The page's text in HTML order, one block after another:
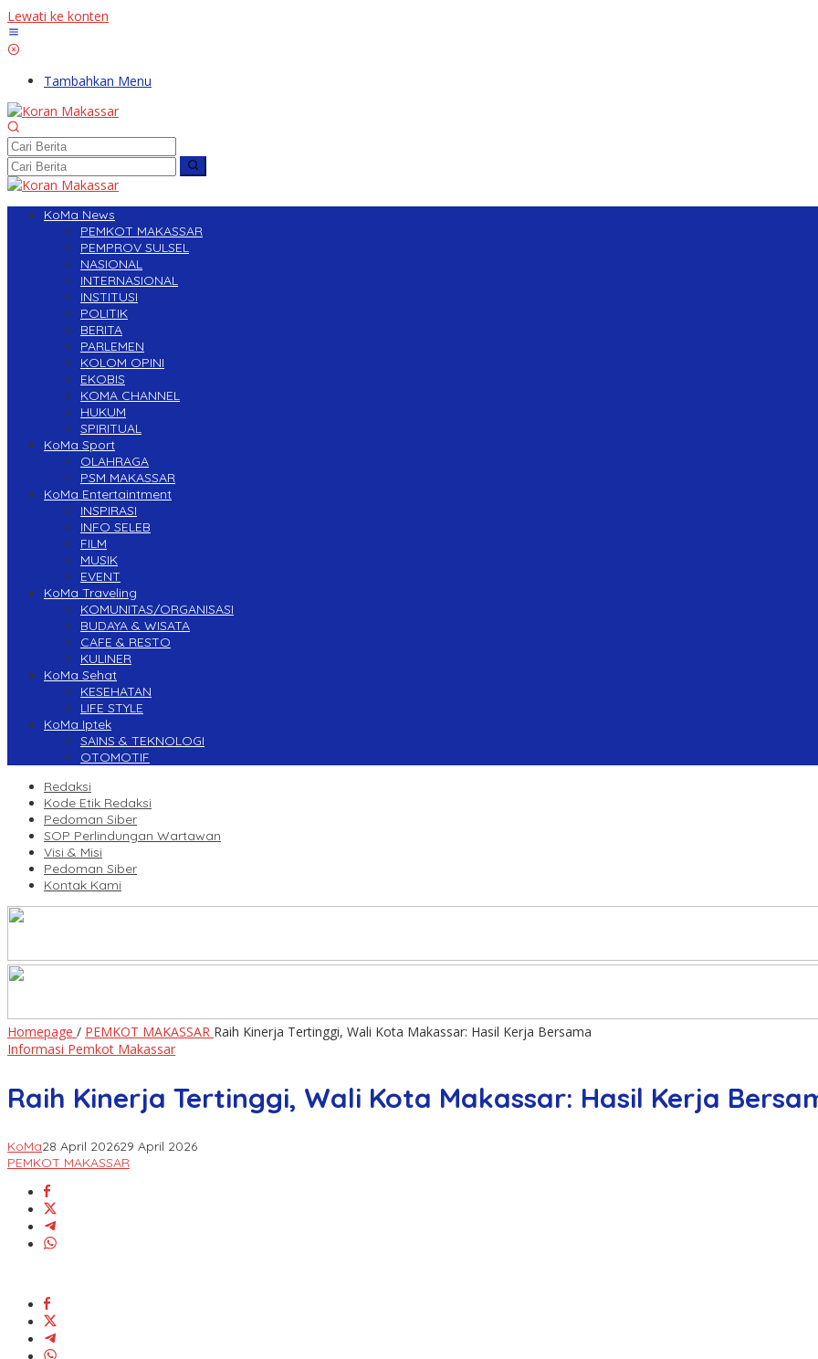
Lewati ke konten
Tambahkan Menu
KoMa News
PEMKOT MAKASSAR
PEMPROV SULSEL
NASIONAL
INTERNASIONAL
INSTITUSI
POLITIK
BERITA
PARLEMEN
KOLOM OPINI
EKOBIS
KOMA CHANNEL
HUKUM
SPIRITUAL
KoMa Sport
OLAHRAGA
PSM MAKASSAR
KoMa Entertaintment
INSPIRASI
INFO SELEB
FILM
MUSIK
EVENT
KoMa Traveling
KOMUNITAS/ORGANISASI
BUDAYA & WISATA
CAFE & RESTO
KULINER
KoMa Sehat
KESEHATAN
LIFE STYLE
KoMa Iptek
SAINS & TEKNOLOGI
OTOMOTIF
Redaksi
Kode Etik Redaksi
Pedoman Siber
SOP Perlindungan Wartawan
Visi & Misi
Pedoman Siber
Kontak Kami
Homepage / PEMKOT MAKASSAR Raih Kinerja Tertinggi, Wali Kota Makassar: Hasil Kerja Bersama
Informasi Pemkot Makassar
Raih Kinerja Tertinggi, Wali Kota Makassar: Hasil Kerja
KoMa28 April 202629 April 2026
PEMKOT MAKASSAR